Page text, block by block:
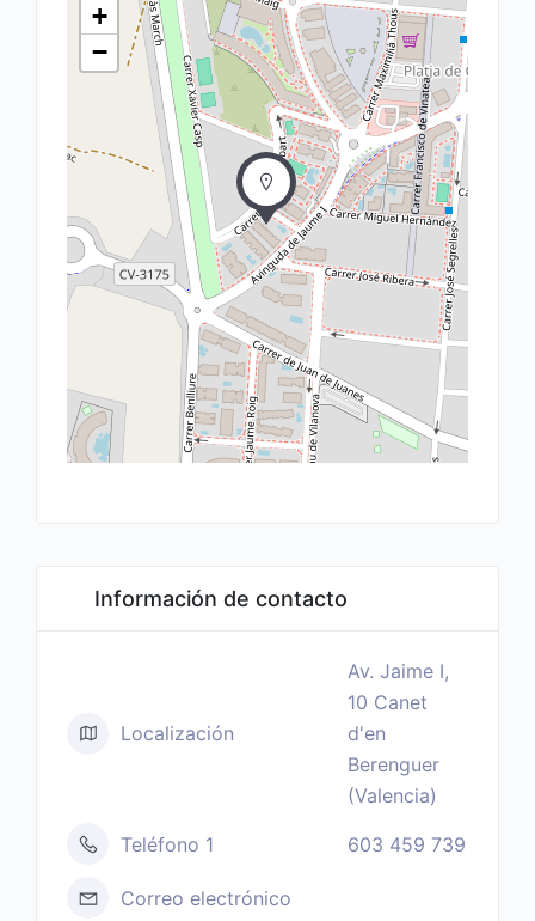
+
−
Información de contacto
Localización
Av. Jaime I,
10 Canet
d'en
Berenguer
(Valencia)
Teléfono 1 603 459 739
Correo electrónico